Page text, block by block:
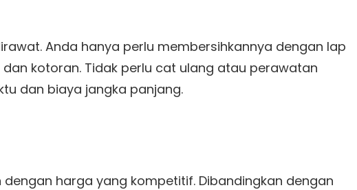
Anda hanya perlu membersihkannya dengan lap
kotoran. Tidak perlu cat ulang atau perawatan
dan biaya jangka panjang.
dengan harga yang kompetitif. Dibandingkan dengan